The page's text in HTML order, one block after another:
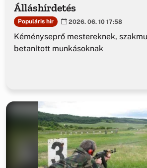
Álláshírdetés
Populáris hír 2026. 06. 10 17:58
Kéményseprő mestereknek,
betanított munkásoknak